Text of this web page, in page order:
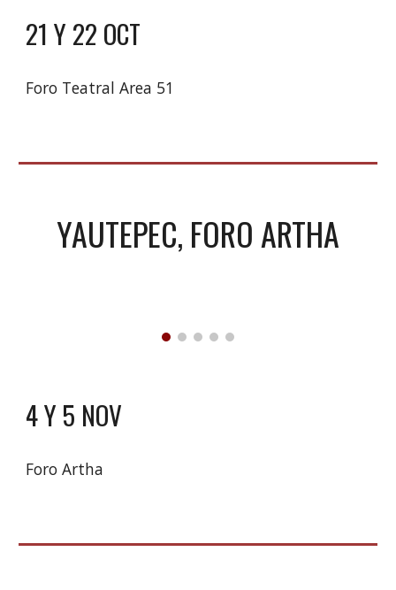
21 Y 22 OCT
Foro Teatral Area 51
YAUTEPEC, FORO ARTHA
4 Y 5 NOV
Foro Artha